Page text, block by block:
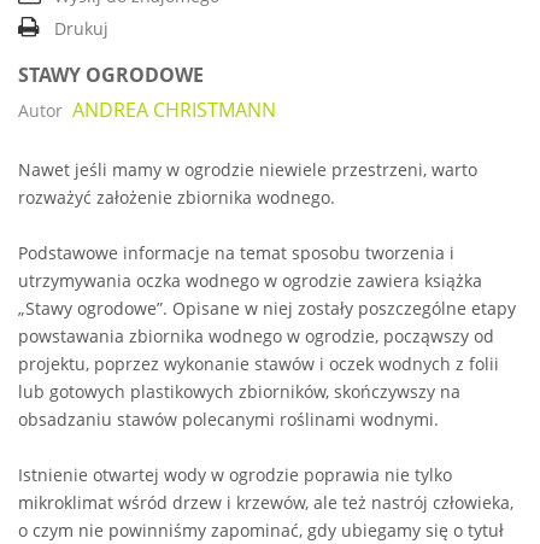
Drukuj
STAWY OGRODOWE
Autor ANDREA CHRISTMANN
Nawet jeśli mamy w ogrodzie niewiele przestrzeni, warto
rozważyć założenie zbiornika wodnego.
Podstawowe informacje na temat sposobu tworzenia i
utrzymywania oczka wodnego w ogrodzie zawiera książka
„Stawy ogrodowe”. Opisane w niej zostały poszczególne etapy
powstawania zbiornika wodnego w ogrodzie, począwszy od
projektu, poprzez wykonanie stawów i oczek wodnych z folii
lub gotowych plastikowych zbiorników, skończywszy na
obsadzaniu stawów polecanymi roślinami wodnymi.
Istnienie otwartej wody w ogrodzie poprawia nie tylko
mikroklimat wśród drzew i krzewów, ale też nastrój człowieka,
o czym nie powinniśmy zapominać, gdy ubiegamy się o tytuł